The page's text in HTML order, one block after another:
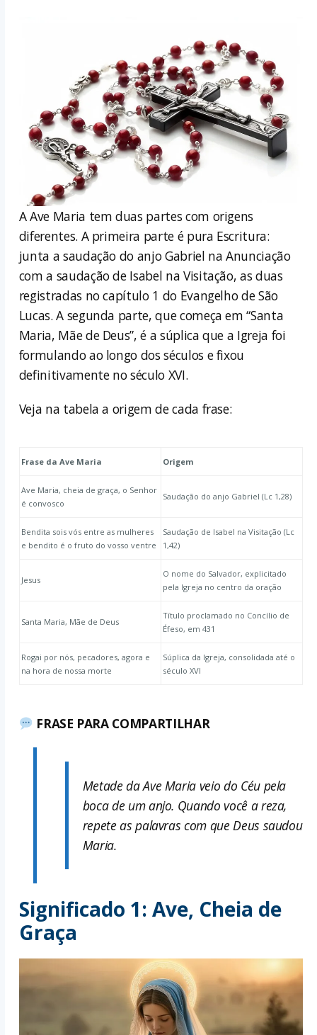
A Ave Maria tem duas partes com origens
diferentes. A primeira parte é pura Escritura:
junta a saudação do anjo Gabriel na Anunciação
com a saudação de Isabel na Visitação, as duas
registradas no capítulo 1 do Evangelho de São
Lucas. A segunda parte, que começa em “Santa
Maria, Mãe de Deus”, é a súplica que a Igreja foi
formulando ao longo dos séculos e fixou
definitivamente no século XVI.
Veja na tabela a origem de cada frase:
Frase da Ave Maria Origem
Ave Maria, cheia de graça, o Senhor
é convosco
Saudação do anjo Gabriel (Lc 1,28)
Bendita sois vós entre as mulheres
e bendito é o fruto do vosso ventre
Saudação de Isabel na Visitação (Lc
1,42)
Jesus
O nome do Salvador, explicitado
pela Igreja no centro da oração
Santa Maria, Mãe de Deus
Título proclamado no Concílio de
Éfeso, em 431
Rogai por nós, pecadores, agora e
na hora de nossa morte
Súplica da Igreja, consolidada até o
século XVI
FRASE PARA COMPARTILHAR
Metade da Ave Maria veio do Céu pela
boca de um anjo. Quando você a reza,
repete as palavras com que Deus saudou
Maria.
Significado 1: Ave, Cheia de
Graça